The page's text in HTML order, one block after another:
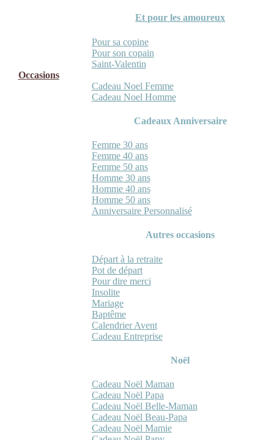
Et pour les amoureux
Pour sa copine
Pour son copain
Saint-Valentin
Occasions
Cadeau Noel Femme
Cadeau Noel Homme
Cadeaux Anniversaire
Femme 30 ans
Femme 40 ans
Femme 50 ans
Homme 30 ans
Homme 40 ans
Homme 50 ans
Anniversaire Personnalisé
Autres occasions
Départ à la retraite
Pot de départ
Pour dire merci
Insolite
Mariage
Baptême
Calendrier Avent
Cadeau Entreprise
Noël
Cadeau Noël Maman
Cadeau Noël Papa
Cadeau Noël Belle-Maman
Cadeau Noël Beau-Papa
Cadeau Noël Mamie